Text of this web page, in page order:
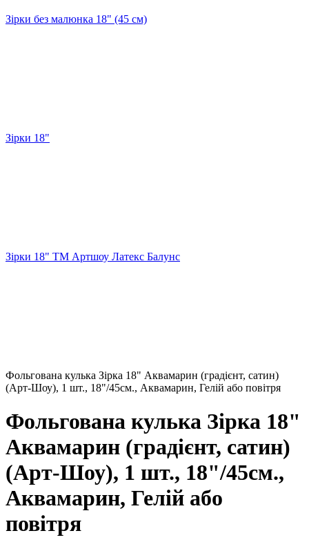
Зірки без малюнка 18" (45 см)
Зірки 18"
Зірки 18" ТМ Артшоу Латекс Балунс
Фольгована кулька Зірка 18" Аквамарин (градієнт, сатин)
(Арт-Шоу), 1 шт., 18"/45см., Аквамарин, Гелій або повітря
Фольгована кулька Зірка 18"
Аквамарин (градієнт, сатин)
(Арт-Шоу), 1 шт., 18"/45см.,
Аквамарин, Гелій або
повітря